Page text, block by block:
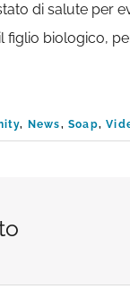
di salute per
figlio biologico,
, News,Soap,